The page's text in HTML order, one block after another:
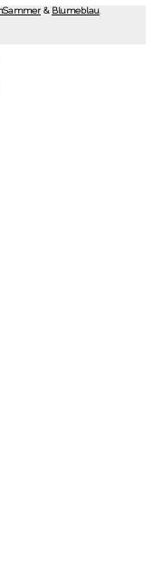
& Blumeblau